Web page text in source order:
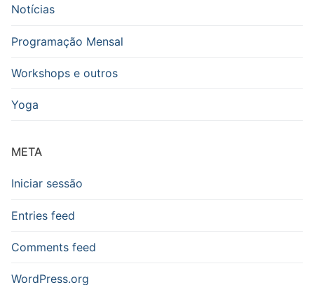
Notícias
Programação Mensal
Workshops e outros
Yoga
META
Iniciar sessão
Entries feed
Comments feed
WordPress.org